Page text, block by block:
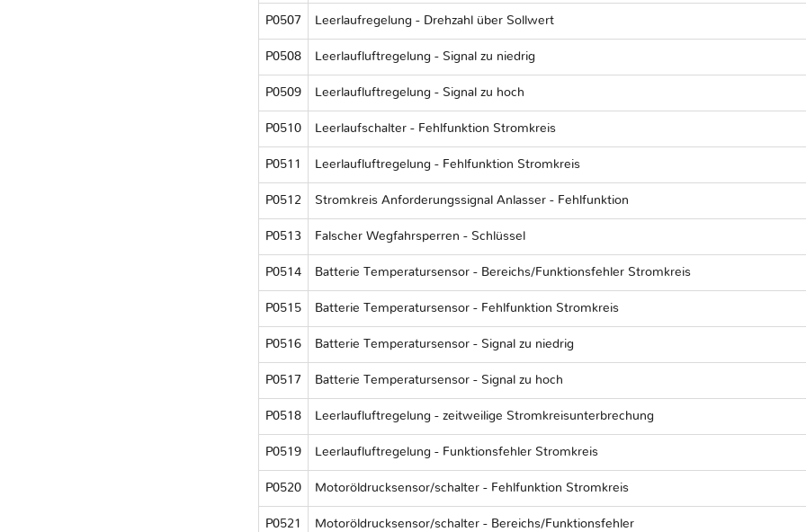
P0507 Leerlaufregelung - Drehzahl über Sollwert
P0508 Leerlaufluftregelung - Signal zu niedrig
P0509 Leerlaufluftregelung - Signal zu hoch
P0510 Leerlaufschalter - Fehlfunktion Stromkreis
P0511 Leerlaufluftregelung - Fehlfunktion Stromkreis
P0512 Stromkreis Anforderungssignal Anlasser - Fehlfunktion
P0513 Falscher Wegfahrsperren - Schlüssel
P0514 Batterie Temperatursensor - Bereichs/Funktionsfehler Stromkreis
P0515 Batterie Temperatursensor - Fehlfunktion Stromkreis
P0516 Batterie Temperatursensor - Signal zu niedrig
P0517 Batterie Temperatursensor - Signal zu hoch
P0518 Leerlaufluftregelung - zeitweilige Stromkreisunterbrechung
P0519 Leerlaufluftregelung - Funktionsfehler Stromkreis
P0520 Motoröldrucksensor/schalter - Fehlfunktion Stromkreis
P0521 Motoröldrucksensor/schalter - Bereichs/Funktionsfehler